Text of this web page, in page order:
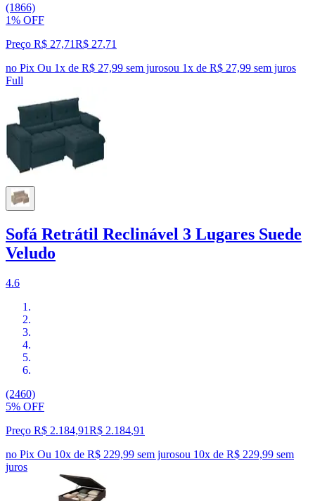
(1866)
1% OFF
Preço R$ 27,71R$ 27,71
no Pix Ou 1x de R$ 27,99 sem jurosou 1x de R$ 27,99 sem juros
Full
Sofá Retrátil Reclinável 3 Lugares Suede
Veludo
4.6
(2460)
5% OFF
Preço R$ 2.184,91R$ 2.184,91
no Pix Ou 10x de R$ 229,99 sem jurosou 10x de R$ 229,99 sem
juros